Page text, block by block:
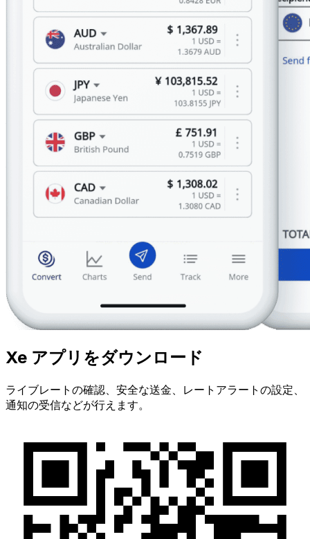
Xe アプリをダウンロード
ライブレートの確認、安全な送金、レートアラートの設定、
通知の受信などが行えます。